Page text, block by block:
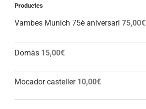
Productes
Vambes Munich 75è aniversari 75,00€
Domàs 15,00€
Mocador casteller 10,00€